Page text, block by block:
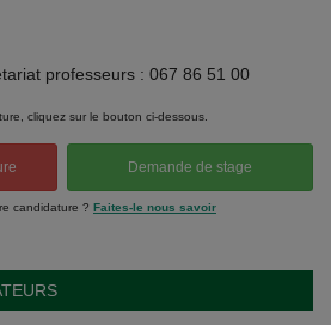
professeurs : 067 86 51 00
cliquez sur le bouton ci-dessous.
Demande de stage
candidature ? Faites-le nous savoir